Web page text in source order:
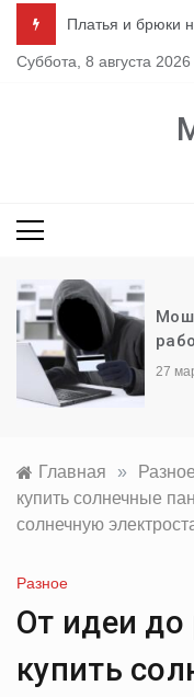
содержимому
Платья и брюки
Суббота, 8 августа 2026
27
Главная » Разное
купить солнечные
солнечную
Разное
От идеи до
купить